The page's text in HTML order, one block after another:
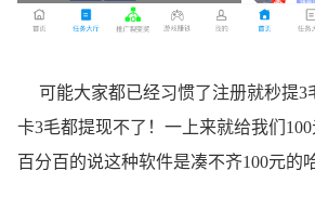
可能大家都已经习惯了注册就秒提3
卡3毛都提现不了！一上来就给我们
百分百的说这种软件是凑不齐100元的哈